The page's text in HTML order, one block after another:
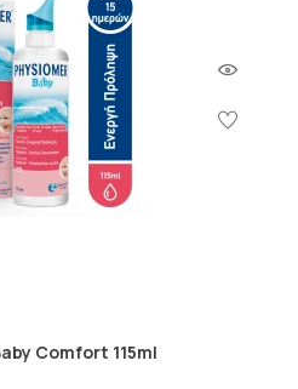
Comfort 115ml